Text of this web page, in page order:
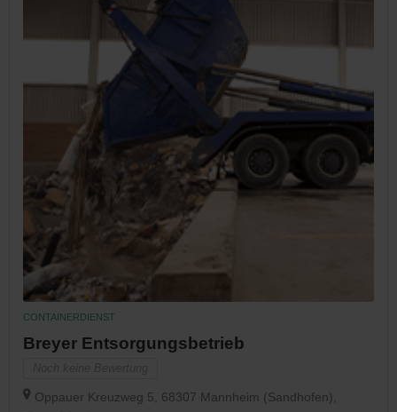
CONTAINERDIENST
Breyer Entsorgungsbetrieb
Oppauer Kreuzweg 5, 68307 Mannheim (Sandhofen),